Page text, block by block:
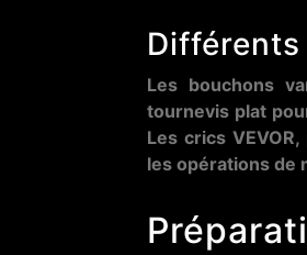
Les bouchons
tournevis plat
Les crics
les opérations de